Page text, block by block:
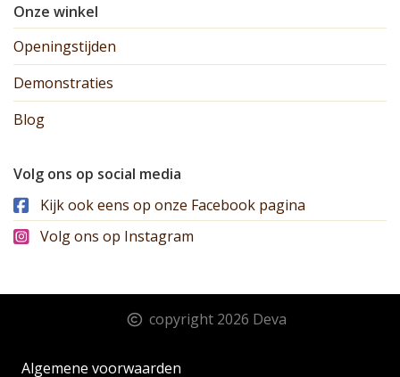
Onze winkel
Openingstijden
Demonstraties
Blog
Volg ons op social media
Kijk ook eens op onze Facebook pagina
Volg ons op Instagram
copyright 2026 Deva
Algemene voorwaarden